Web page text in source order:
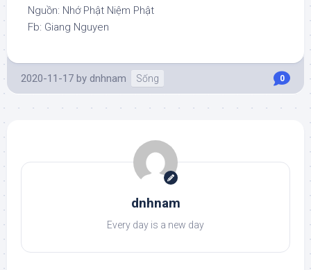
Nguồn: Nhớ Phật Niệm Phật
Fb: Giang Nguyen
2020-11-17 by dnhnam Sống 0
dnhnam
Every day is a new day